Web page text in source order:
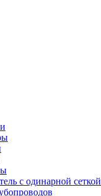
с одинарной сеткой